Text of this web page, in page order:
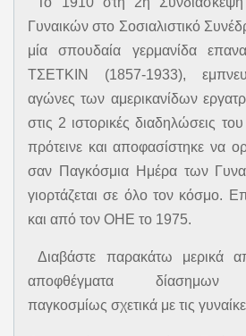
Γυναικών στο Σοσιαλιστικό
μία σπουδαία γερμανίδα
ΤΣΕΤΚΙΝ (1857-1933),
αγώνες των αμερικανίδων
στις 2 ιστορικές διαδηλώσεις
πρότεινε και αποφασίστηκε να
σαν Παγκόσμια Ημέρα των
γιορτάζεται σε όλο τον κόσμο.
και από τον ΟΗΕ το 1975.
Διαβάστε παρακάτω μερικά
αποφθέγματα δίασημων
παγκοσμίως σχετικά με τις